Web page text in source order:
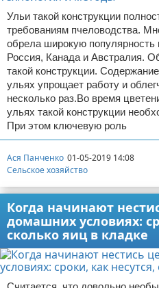
Ульи такой конструкции
требованиям пчеловодства.
обрела широкую популярность
Россия, Канада и Австралия.
такой конструкции.
ульях упрощает работу и
несколько раз.Во время
ульях такой конструкции
При этом ключевую роль
Ася Панченко 01-05-2019 14:08
Сельское хозяйство
Когда начинают
домашних условиях:
сколько яиц в кладке